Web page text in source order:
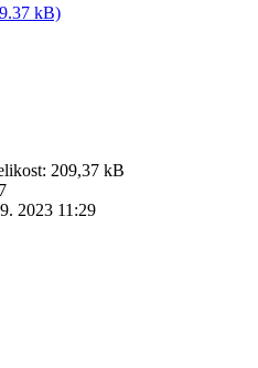
kB)
209,37 kB
2023 11:29